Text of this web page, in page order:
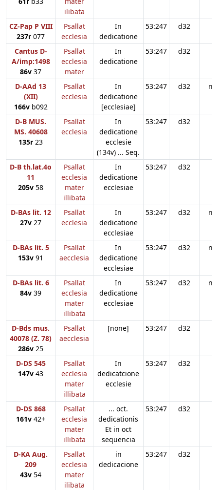
ilibata
CZ-Pap P VIII
237r 077
Psallat
ecclesia
In
dedicatione
53:247 d32
Cantus D-
A/imp:1498
86v 37
Psallat
ecclesia
mater
In
dedicatione
53:247 d32
D-AAd 13
(XII)
166vb092
Psallat
ecclesia
In
dedicatione
[ecclesiae]
53:247 d32
D-B MUS.
MS. 40608
135r 23
Psallat
ecclesia
In
dedicatione
ecclesie
(134v) ... Seq.
53:247 d32
D-B th.lat.4o
11
205v 58
Psallat
ecclesia
mater
illibata
In
dedicatione
ecclesiae
53:247 d32
D-BAs lit. 12
27v 27
Psallat
ecclesia
In
dedicatione
ecclesiae
53:247 d32
D-BAs lit. 5
153v 91
Psallat
aecclesia
In
dedicatione
ecclesiae
53:247 d32
D-BAs lit. 6
84v 39
Psallat
ecclesia
mater
illibata
In
dedicatione
ecclesiae
53:247 d32
D-Bds mus.
40078 (Z. 78)
286v 25
Psallat
aecclesia
[none] 53:247 d32
D-DS 545
147v 43
Psallat
ecclesia
mater
illibata
In
dedicatcione
ecclesie
53:247 d32
D-DS 868
161v 42+
Psallat
ecclesia
mater
illibata
... oct.
dedicationis
Et in oct
sequencia
53:247 d32
D-KA Aug.
209
43v 54
Psallat
ecclesia
mater
ilibata
in
dedicacione
53:247 d32